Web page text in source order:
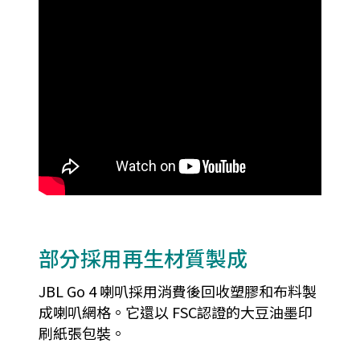
部分採用再生材質製成
JBL Go 4 喇叭採用消費後回收塑膠和布料製
成喇叭網格。它還以 FSC認證的大豆油墨印
刷紙張包裝。